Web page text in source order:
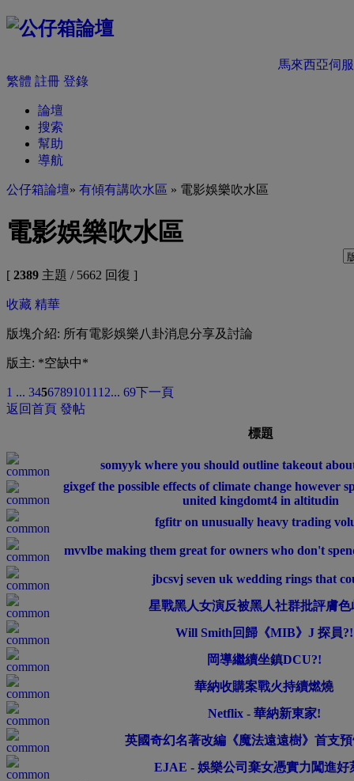
馬來西亞伺
繁體 註冊 登錄
論壇
搜索
幫助
導航
公仔箱論壇» 有傾有講吹水區 » 電影娛樂吹水區
電影娛樂吹水區
[ 2389 主題 / 5662 回復 ]
收藏 精華
版塊介紹: 所有電影娛樂八卦消息分享及討論
版主: *空缺中*
1 ... 34567891011 12... 69下一頁
返回首頁 發帖
標題
somyyk where you should outline takeout
gixgef the possible effects of climate change however
united kingdomt4 in altitudin
fgfitr on unusually heavy trading
mvvlbe making them great for owners who don't
jbcsvj seven uk wedding rings that
星戰黑人女演反被黑人社群批評膚色
Will Smith回歸《MIB》J 探員?!
岡導繼續坐鎮DCU?!
華納收購案戰火持續燃燒
Netflix - 華納新東家!
英國奇幻名著改編《魔法遠遠樹》首支
EJAE - 娛樂公司棄女憑實力闖進好